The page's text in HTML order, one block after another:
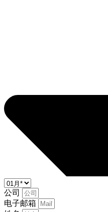
公司
电子邮箱